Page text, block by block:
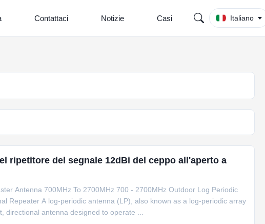
Contattaci Notizie Casi Italiano
ripetitore del segnale 12dBi del ceppo all'aperto a
Antenna 700MHz To 2700MHz 700 - 2700MHz Outdoor Log Periodic
Repeater A log-periodic antenna (LP), also known as a log-periodic array
antenna designed to operate ...